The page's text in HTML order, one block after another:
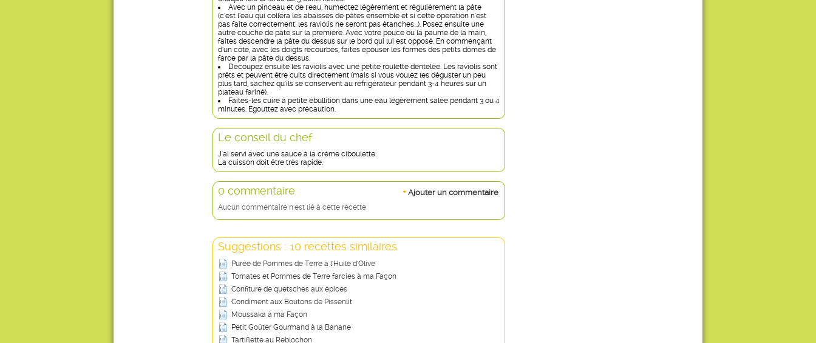
Avec un pinceau et de l'eau, humectez légèrement et régulièrement la pâte
(c'est l'eau qui collera les abaisses de pâtes ensemble et si cette opération n'est
pas faite correctement, les raviolis ne seront pas étanches...). Posez ensuite une
autre couche de pâte sur la première. Avec votre pouce ou la paume de la main,
faites descendre la pâte du dessus sur le bord qui lui est opposé. En commençant
d'un côté, avec les doigts recourbés, faites épouser les formes des petits dômes de
farce par la pâte du dessus.
Découpez ensuite les raviolis avec une petite roulette dentelée. Les raviolis sont
prêts et peuvent être cuits directement (mais si vous voulez les déguster un peu
plus tard, sachez qu'ils se conservent au réfrigérateur pendant 3-4 heures sur un
plateau fariné).
Faites-les cuire à petite ébullition dans une eau légèrement salée pendant 3 ou 4
minutes. Égouttez avec précaution.
Le conseil du chef
J'ai servi avec une sauce à la crème ciboulette.
La cuisson doit être très rapide.
+ Ajouter un commentaire
0 commentaire
Aucun commentaire n'est lié à cette recette
Suggestions : 10 recettes similaires
Purée de Pommes de Terre à l'Huile d'Olive
Tomates et Pommes de Terre farcies à ma Façon
Confiture de quetsches aux épices
Condiment aux Boutons de Pissenlit
Moussaka à ma Façon
Petit Goûter Gourmand à la Banane
Tartiflette au Reblochon